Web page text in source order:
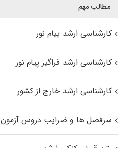
مطالب مهم
کارشناسی ارشد پیام نور
کارشناسی ارشد فراگیر پیام نور
کارشناسی ارشد خارج از کشور
سرفصل ها و ضرایب دروس آزمون